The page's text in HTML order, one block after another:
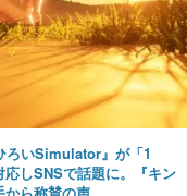
ろいSimulator』が「1
しSNSで話題に。『キン